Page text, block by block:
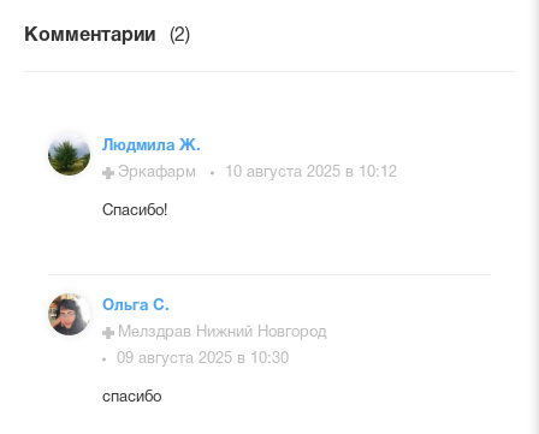
Комментарии (2)
Людмила Ж.
Эркафарм
10 августа 2025 в 10:12
Спасибо!
Ольга С.
Мелздрав Нижний Новгород
09 августа 2025 в 10:30
спасибо